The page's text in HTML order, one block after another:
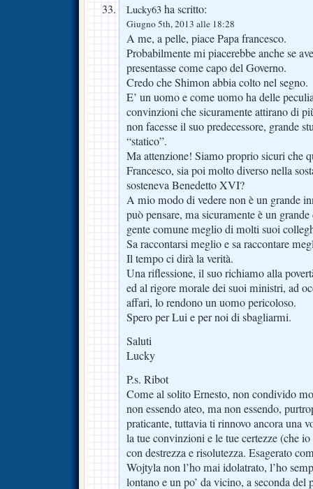
Lucky63 ha scritto:
Giugno 5th, 2013 alle 18:28
A me, a pelle, piace Papa francesco.
Probabilmente mi piacerebbe anche se
presentasse come capo del Governo.
Credo che Shimon abbia colto nel segno.
E’ un uomo e come uomo ha delle
convinzioni che sicuramente attirano di
non facesse il suo predecessore, grande
“statico”.
Ma attenzione! Siamo proprio sicuri che
Francesco, sia poi molto diverso nella
sosteneva Benedetto XVI?
A mio modo di vedere non è un grande
può pensare, ma sicuramente è un
gente comune meglio di molti suoi
Sa raccontarsi meglio e sa raccontare
Il tempo ci dirà la verità.
Una riflessione, il suo richiamo alla
ed al rigore morale dei suoi ministri, ad
affari, lo rendono un uomo pericoloso.
Spero per Lui e per noi di sbagliarmi.
Saluti
Lucky
P.s. Ribot
Come al solito Ernesto, non condivido
non essendo ateo, ma non essendo,
praticante, tuttavia ti rinnovo ancora una
la tue convinzioni e le tue certezze (che
con destrezza e risolutezza. Esagerato
Wojtyla non l’ho mai idolatrato, l’ho
lontano e un po’ da vicino, a seconda del